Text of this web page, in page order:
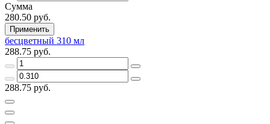
Сумма
280.50 руб.
Применить
бесцветный 310 мл
288.75 руб.
288.75 руб.